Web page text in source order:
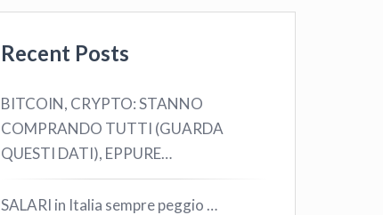
Recent Posts
BITCOIN, CRYPTO: STANNO
COMPRANDO TUTTI (GUARDA
QUESTI DATI), EPPURE…
SALARI in Italia sempre peggio …